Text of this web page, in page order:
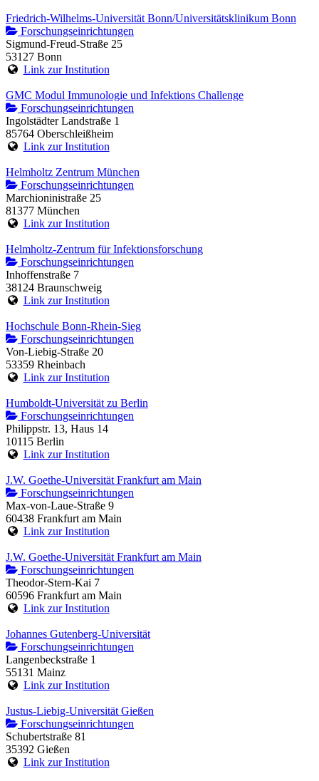
Friedrich-Wilhelms-Universität Bonn/Universitätsklinikum Bonn
Forschungseinrichtungen
Sigmund-Freud-Straße 25
53127 Bonn
Link zur Institution
GMC Modul Immunologie und Infektions Challenge
Forschungseinrichtungen
Ingolstädter Landstraße 1
85764 Oberschleißheim
Link zur Institution
Helmholtz Zentrum München
Forschungseinrichtungen
Marchioninistraße 25
81377 München
Link zur Institution
Helmholtz-Zentrum für Infektionsforschung
Forschungseinrichtungen
Inhoffenstraße 7
38124 Braunschweig
Link zur Institution
Hochschule Bonn-Rhein-Sieg
Forschungseinrichtungen
Von-Liebig-Straße 20
53359 Rheinbach
Link zur Institution
Humboldt-Universität zu Berlin
Forschungseinrichtungen
Philippstr. 13, Haus 14
10115 Berlin
Link zur Institution
J.W. Goethe-Universität Frankfurt am Main
Forschungseinrichtungen
Max-von-Laue-Straße 9
60438 Frankfurt am Main
Link zur Institution
J.W. Goethe-Universität Frankfurt am Main
Forschungseinrichtungen
Theodor-Stern-Kai 7
60596 Frankfurt am Main
Link zur Institution
Johannes Gutenberg-Universität
Forschungseinrichtungen
Langenbeckstraße 1
55131 Mainz
Link zur Institution
Justus-Liebig-Universität Gießen
Forschungseinrichtungen
Schubertstraße 81
35392 Gießen
Link zur Institution